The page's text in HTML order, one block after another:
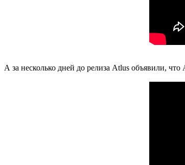
А за несколько дней до релиза Atlus объявили,